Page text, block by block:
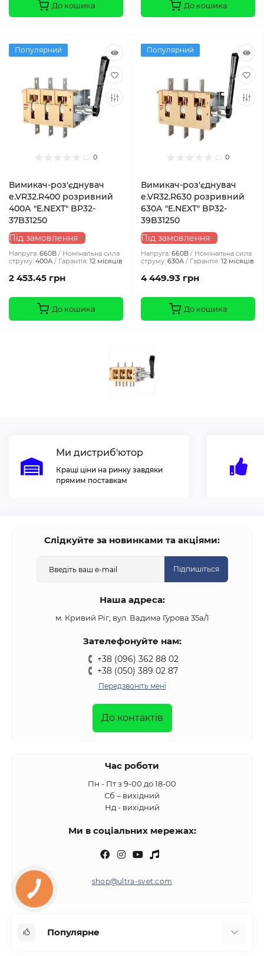
До кошика До кошика
Популярний
0
Вимикач-роз'єднувач
e.VR32.R400 розривний
400А "E.NEXT" BP32-
37B31250
Під замовлення
Напруга: 660В
Номінальна сила
струму: 400А Гарантія: 12 місяців
2 453.45 грн
До кошика
Популярний
0
Вимикач-роз'єднувач
e.VR32.R630 розривний
630А "E.NEXT" BP32-
39B31250
Під замовлення
Напруга: 660В
Номінальна сила
струму: 630А Гарантія: 12 місяців
4 449.93 грн
До кошика
Ми дистриб'ютор
Кращі ціни на ринку завдяки
прямим поставкам
Слідкуйте за новинками та акціями:
Підпишіться
Наша адреса:
м. Кривий Ріг, вул. Вадима Гурова 35а/1
Зателефонуйте нам:
+38 (096) 362 88 02
+38 (050) 389 02 87
Передзвоніть мені
До контактів
Час роботи
Пн - Пт з 9-00 до 18-00
Сб – вихідний
Нд - вихідний
Ми в соціальних мережах:
shop@ultra-svet.com
Популярне